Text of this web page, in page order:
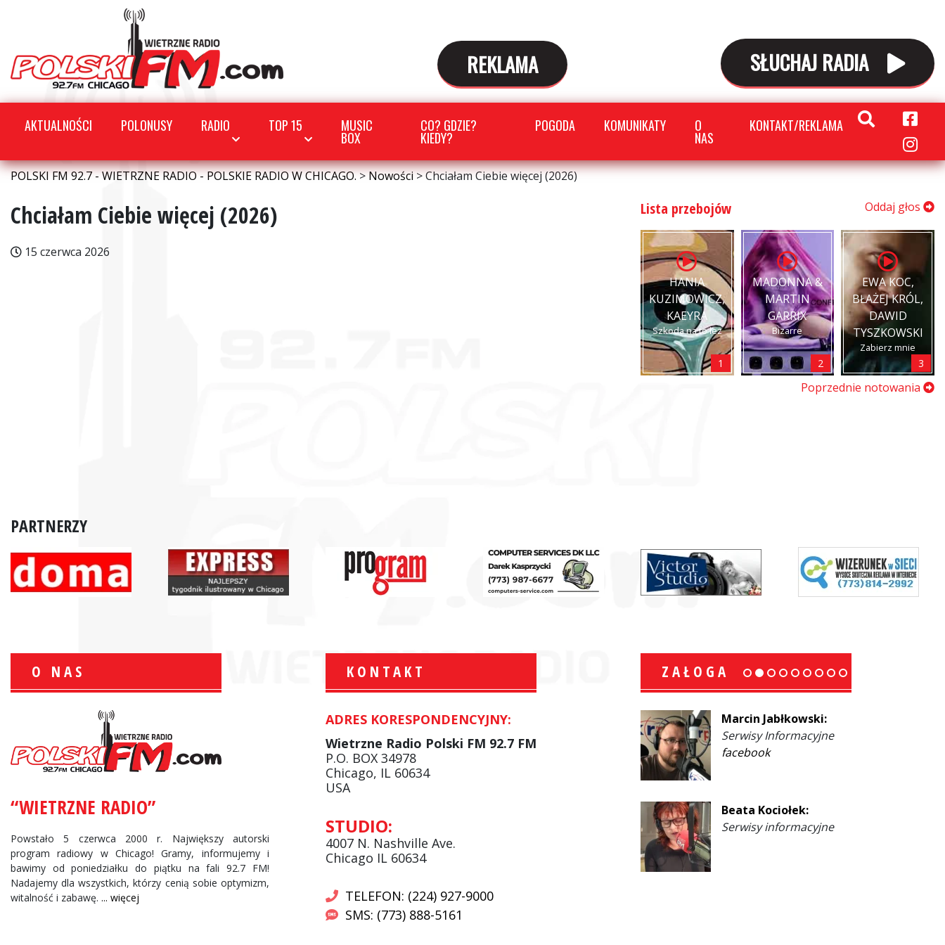
REKLAMA SŁUCHAJ RADIA
AKTUALNOŚCI POLONUSY RADIO TOP 15 MUSIC
BOX
CO? GDZIE?
KIEDY?
POGODA KOMUNIKATY O
NAS
KONTAKT/REKLAMA
POLSKI FM 92.7 - WIETRZNE RADIO - POLSKIE RADIO W CHICAGO.>Nowości>Chciałam Ciebie więcej (2026)
Chciałam Ciebie więcej (2026)
15 czerwca 2026
Lista przebojów Oddaj głos
HANIA
KUZIMOWICZ,
KAEYRA
Szkoda na to łez
1
MADONNA &
MARTIN
GARRIX
Bizarre
2
EWA KOC,
BŁAŻEJ KRÓL,
DAWID
TYSZKOWSKI
Zabierz mnie
3
Poprzednie notowania
PARTNERZY
O NAS
“WIETRZNE RADIO”
Powstało 5 czerwca 2000 r. Największy autorski
program radiowy w Chicago! Gramy, informujemy i
bawimy od poniedziałku do piątku na fali 92.7 FM!
Nadajemy dla wszystkich, którzy cenią sobie optymizm,
witalność i zabawę. ... więcej
KONTAKT
ADRES KORESPONDENCYJNY:
Wietrzne Radio Polski FM 92.7 FM
P.O. BOX 34978
Chicago, IL 60634
USA
STUDIO:
4007 N. Nashville Ave.
Chicago IL 60634
TELEFON: (224) 927-9000
SMS: (773) 888-5161
ZAŁOGA
Informacje Giełdowe
Krzysztof Wawer:
Komentator
facebook
Marcin Jabłkowski:
Serwisy Informacyjne
facebook
Beata Kociołek:
Serwisy informacyjne